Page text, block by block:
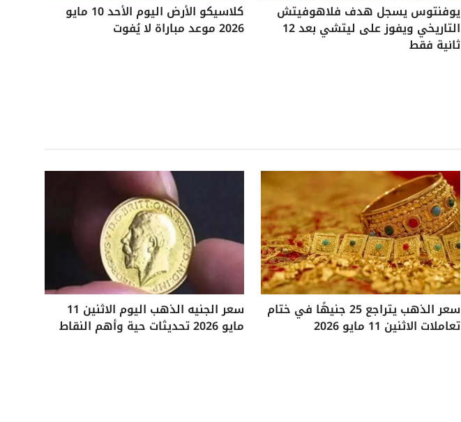
يوفنتوس يسجل هدف فلاهوفيتش
التاريخي ويفوز على ليتشي بعد 12
ثانية فقط
كلاسيكو الأرض اليوم الأحد 10 مايو
2026 موعد مباراة لا يُفوت
سعر الذهب يتراجع 25 جنيهًا في ختام
تعاملات الاثنين 11 مايو 2026
سعر الجنيه الذهب اليوم الاثنين 11
مايو 2026 تحديثات حية وأهم النقاط